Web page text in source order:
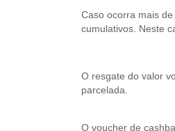
Caso ocorra mais
cumulativos. Neste
O resgate do valor
parcelada.
O voucher de